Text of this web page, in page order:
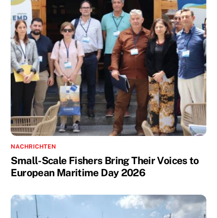
NACHRICHTEN
Small-Scale Fishers Bring Their Voices to
European Maritime Day 2026